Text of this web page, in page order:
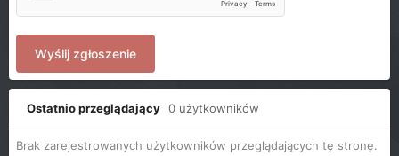
Wyślij zgłoszenie
Ostatnio przeglądający 0 użytkowników
Brak zarejestrowanych użytkowników przeglądających tę stronę.